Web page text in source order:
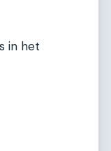
in het